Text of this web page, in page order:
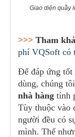
Giao diện quầy
>>> Tham
phí VQSoft có
Để đáp ứng tốt
dùng, chúng
nhà hàng tính
Tùy thuộc vào
người đều có
mình. Thế